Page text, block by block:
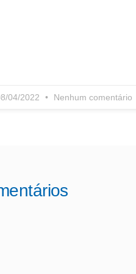
04/2022 Nenhum comentário